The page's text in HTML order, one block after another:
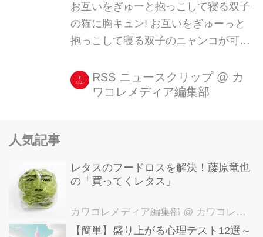
カ月ほどと推定され、小柄で視力に問
題はあるものの、それ以外は健康との
診断を受けた。 boredp...
お互いをぎゅーと抱っこして寝る双子
の猫に胸キュン! お互いをぎゅーっと
抱っこして寝る双子のニャンコが可愛
ルール違反級の可愛さ... 動画を投稿し
たのは、アメカヌちゃんとそらたん さ
日ほっこり補給して頑張ろう ねこ休み
展in名古屋まであと8日
ヌちゃんとそらたんねこ休み展
(@SoraAmeCane) 2017年9月20日 映
RSS ニュースクリップ @ カ
ワコレメディア編集部
人気記事
レタスのフードロスを解決！藤原竜也
の「買ってくレタス」
カワコレメディア編集部 @ カワコレメディア編集部
【簡単】盛り上がる心理テスト12選～